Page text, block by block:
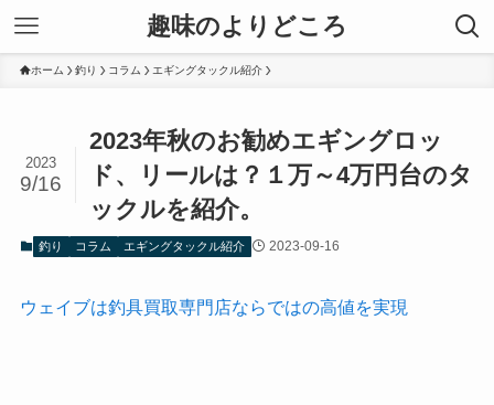
趣味のよりどころ
ホーム 釣り コラム エギングタックル紹介
2023年秋のお勧めエギングロッ
ド、リールは？１万～4万円台のタ
ックルを紹介。
2023
9/16
釣り コラム エギングタックル紹介 2023-09-16
ウェイブは釣具買取専門店ならではの高値を実現